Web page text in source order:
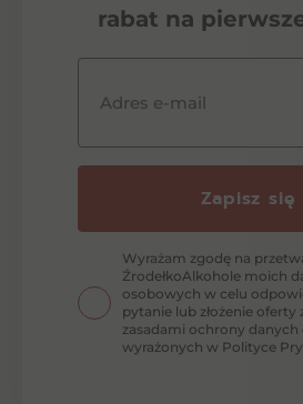
rabat na
Adres e-mail
Zapisz się
Wyrażam zgodę na
ŹrodełkoAlkohole moich
osobowych w celu
pytanie lub złożenie oferty
zasadami ochrony
wyrażonych w Polityce